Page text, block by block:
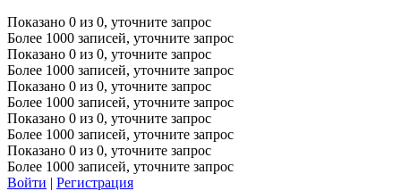
Показано 0 из 0, уточните запрос
Более 1000 записей, уточните запрос
Показано 0 из 0, уточните запрос
Более 1000 записей, уточните запрос
Показано 0 из 0, уточните запрос
Более 1000 записей, уточните запрос
Показано 0 из 0, уточните запрос
Более 1000 записей, уточните запрос
Показано 0 из 0, уточните запрос
Более 1000 записей, уточните запрос
Войти | Регистрация